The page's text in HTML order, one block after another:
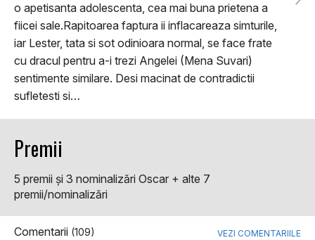
o apetisanta adolescenta, cea mai buna prietena a
fiicei sale.Rapitoarea faptura ii inflacareaza simturile,
iar Lester, tata si sot odinioara normal, se face frate
cu dracul pentru a-i trezi Angelei (Mena Suvari)
sentimente similare. Desi macinat de contradictii
sufletesti si…
Premii
5 premii şi 3 nominalizări Oscar + alte 7
premii/nominalizări
Comentarii (109) VEZI COMENTARIILE